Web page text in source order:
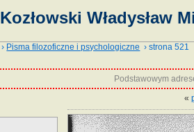
Kozłowski Władysław
› Pisma filozoficzne i psychologiczne › strona 521
Podstawowym
«